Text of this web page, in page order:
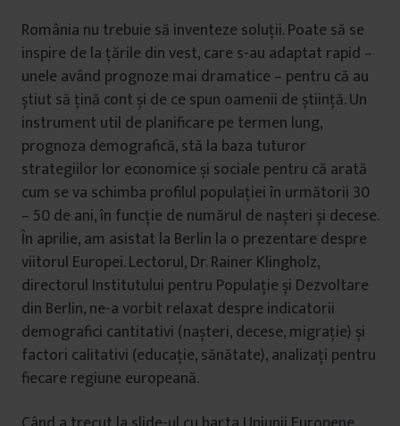
România nu trebuie să inventeze soluții. Poate să se
inspire de la țările din vest, care s-au adaptat rapid –
unele având prognoze mai dramatice – pentru că au
știut să țină cont și de ce spun oamenii de știință. Un
instrument util de planificare pe termen lung,
prognoza demografică, stă la baza tuturor
strategiilor lor economice și sociale pentru că arată
cum se va schimba profilul populației în următorii 30
– 50 de ani, în funcție de numărul de nașteri și decese.
În aprilie, am asistat la Berlin la o prezentare despre
viitorul Europei. Lectorul, Dr. Rainer Klingholz,
directorul Institutului pentru Populație și Dezvoltare
din Berlin, ne-a vorbit relaxat despre indicatorii
demografici cantitativi (nașteri, decese, migrație) și
factori calitativi (educație, sănătate), analizați pentru
fiecare regiune europeană.